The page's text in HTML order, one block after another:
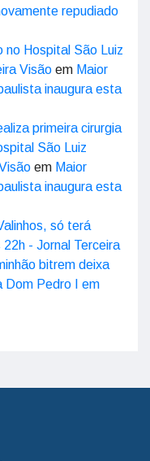
repudiado
no Hospital São Luiz
Visão em Maior
inaugura esta
primeira cirurgia
São Luiz
em Maior
inaugura esta
só terá
- Jornal Terceira
bitrem deixa
Dom Pedro I em